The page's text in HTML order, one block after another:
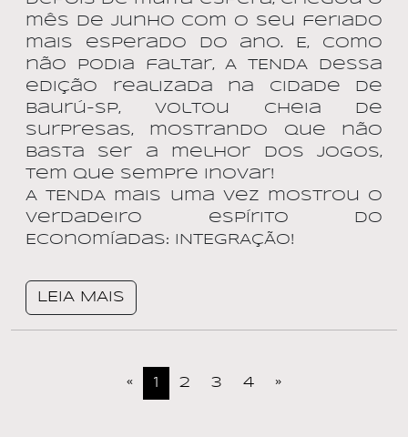
mês de Junho com o seu feriado
mais esperado do ano. E, como
não podia faltar, A TENDA dessa
edição realizada na Cidade de
Baurú-SP, voltou cheia de
surpresas, mostrando que não
basta ser a melhor dos jogos,
tem que sempre inovar!
A TENDA mais uma vez mostrou o
verdadeiro espírito do
Economíadas: INTEGRAÇÃO!
LEIA MAIS
« 1 2 3 4 »